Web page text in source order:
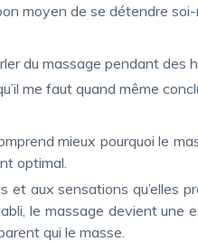
bon moyen de se détendre
du massage pendant des
me faut quand même
optimal.
le massage devient une
qui le masse.